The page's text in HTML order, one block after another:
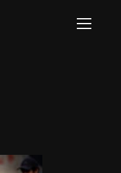
Info